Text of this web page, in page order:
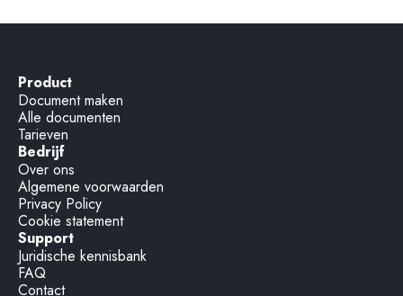
Product
Document maken
Alle documenten
Tarieven
Bedrijf
Over ons
Algemene voorwaarden
Privacy Policy
Cookie statement
Support
Juridische kennisbank
FAQ
Contact